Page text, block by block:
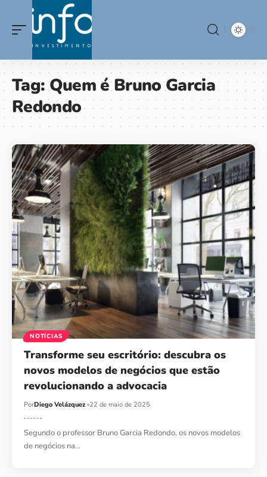
Tag:Quem é Bruno Garcia
Redondo
NOTÍCIAS
Transforme seu escritório: descubra os
novos modelos de negócios que estão
revolucionando a advocacia
PorDiego Velázquez 22 de maio de 2025
Segundo o professor Bruno Garcia Redondo, os novos modelos
de negócios na…